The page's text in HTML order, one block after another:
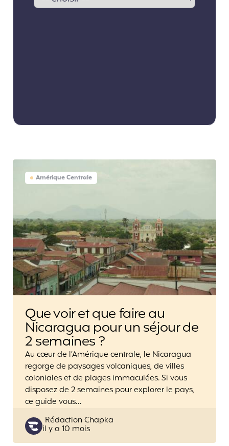
Amérique Centrale
Que voir et que faire au
Nicaragua pour un séjour de
2 semaines ?
Au cœur de l’Amérique centrale, le Nicaragua
regorge de paysages volcaniques, de villes
coloniales et de plages immaculées. Si vous
disposez de 2 semaines pour explorer le pays,
ce guide vous…
Posted
by
Rédaction Chapka
il y a 10 mois